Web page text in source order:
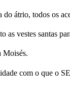
átrio, todos os
vestes santas
Moisés.
com o que o